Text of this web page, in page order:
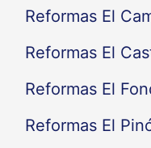
Reformas El
Reformas El
Reformas El
Reformas El